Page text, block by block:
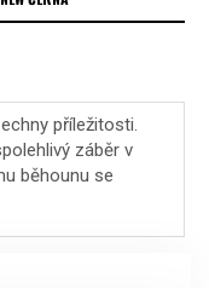
příležitosti.
záběr v
běhounu se